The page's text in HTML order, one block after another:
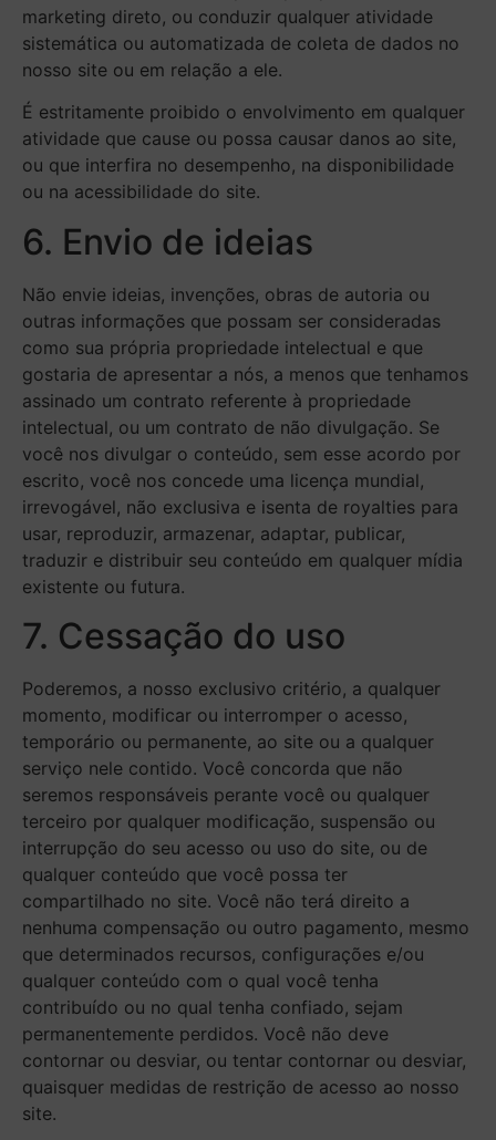
marketing direto, ou conduzir qualquer atividade
sistemática ou automatizada de coleta de dados no
nosso site ou em relação a ele.
É estritamente proibido o envolvimento em qualquer
atividade que cause ou possa causar danos ao site,
ou que interfira no desempenho, na disponibilidade
ou na acessibilidade do site.
6. Envio de ideias
Não envie ideias, invenções, obras de autoria ou
outras informações que possam ser consideradas
como sua própria propriedade intelectual e que
gostaria de apresentar a nós, a menos que tenhamos
assinado um contrato referente à propriedade
intelectual, ou um contrato de não divulgação. Se
você nos divulgar o conteúdo, sem esse acordo por
escrito, você nos concede uma licença mundial,
irrevogável, não exclusiva e isenta de royalties para
usar, reproduzir, armazenar, adaptar, publicar,
traduzir e distribuir seu conteúdo em qualquer mídia
existente ou futura.
7. Cessação do uso
Poderemos, a nosso exclusivo critério, a qualquer
momento, modificar ou interromper o acesso,
temporário ou permanente, ao site ou a qualquer
serviço nele contido. Você concorda que não
seremos responsáveis perante você ou qualquer
terceiro por qualquer modificação, suspensão ou
interrupção do seu acesso ou uso do site, ou de
qualquer conteúdo que você possa ter
compartilhado no site. Você não terá direito a
nenhuma compensação ou outro pagamento, mesmo
que determinados recursos, configurações e/ou
qualquer conteúdo com o qual você tenha
contribuído ou no qual tenha confiado, sejam
permanentemente perdidos. Você não deve
contornar ou desviar, ou tentar contornar ou desviar,
quaisquer medidas de restrição de acesso ao nosso
site.